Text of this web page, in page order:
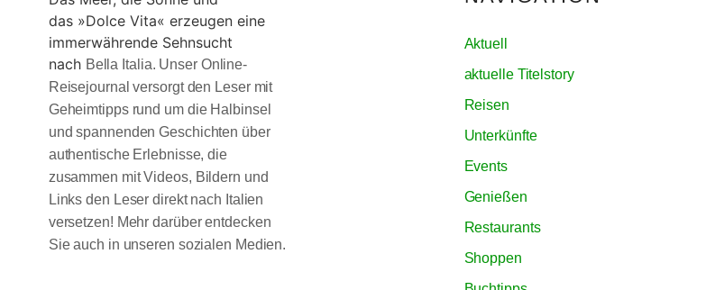
das »Dolce Vita« erzeugen eine
immerwährende Sehnsucht
nach Bella Italia. Unser Online-
Reisejournal versorgt den Leser mit
Geheimtipps rund um die Halbinsel
und spannenden Geschichten über
authentische Erlebnisse, die
zusammen mit Videos, Bildern und
Links den Leser direkt nach Italien
versetzen! Mehr darüber entdecken
Sie auch in unseren sozialen Medien.
Aktuell
aktuelle Titelstory
Reisen
Unterkünfte
Events
Genießen
Restaurants
Shoppen